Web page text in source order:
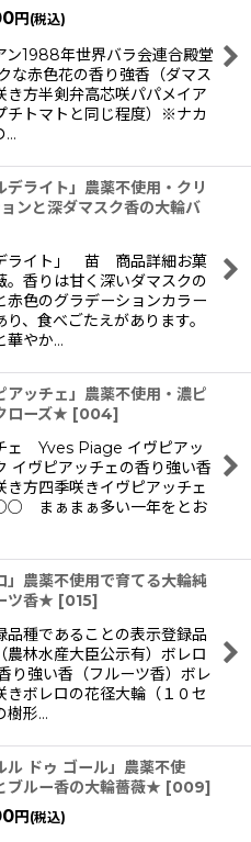
円 (税込)
ン1988年世界バラ会連合殿堂
な赤色花の香り強香（ダマス
き方半剣弁高芯咲パパメイア
チトマトと同じ程度）※ナカ
…
デライト」農薬不使用・クリ
ンと深ダマスク香の大輪バ
ライト」 苗 商品詳細お菓
。香りは甘く深いダマスクの
赤色のグラデーションカラー
、食べごたえがあります。
華やか…
アッチェ」農薬不使用・濃ピ
ローズ★ [004]
ェ Yves Piage イヴピアッ
イヴピアッチェの香り強い香
き方四季咲きイヴピアッチェ
まぁまぁ多い一年をとお
」農薬不使用で育てる大輪純
ツ香★ [015]
種であることの表示登録品
林水産大臣公示有）ボレロ
り強い香（フルーツ香）ボレ
きボレロの花径大輪（１０セ
樹形…
ル ドゥ ゴール」農薬不使
ブルー香の大輪薔薇★ [009]
円 (税込)